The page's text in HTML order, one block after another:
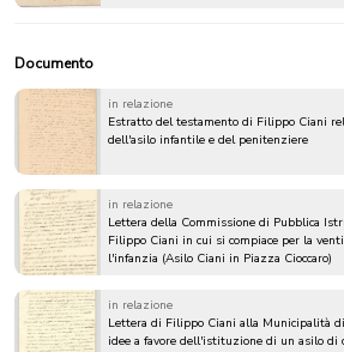
Documento
in relazione
Estratto del testamento di Filippo Ciani
dell'asilo infantile e del penitenziere
in relazione
Lettera della Commissione di Pubblica
Filippo Ciani in cui si compiace per la
l'infanzia (Asilo Ciani in Piazza Cioccaro)
in relazione
Lettera di Filippo Ciani alla Municipalità
idee a favore dell'istituzione di un asilo di